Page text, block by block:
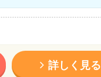
詳しく見る